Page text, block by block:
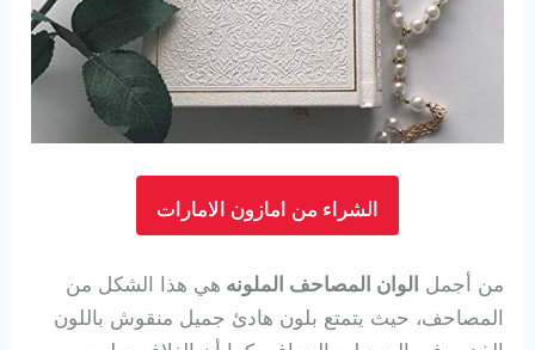
الشراء من امازون الامارات
من أجمل الوان المصاحف الملونه هي هذا الشكل من
المصاحف، حيث يتمتع بلون هادئ جميل منقوش باللون